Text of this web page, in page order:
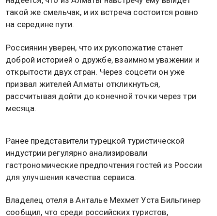
такой же смельчак, и их встреча состоится ровно
на середине пути.
Россиянин уверен, что их рукопожатие станет
доброй историей о дружбе, взаимном уважении и
открытости двух стран. Через соцсети он уже
призвал жителей Алматы откликнуться,
рассчитывая дойти до конечной точки через три
месяца.
Ранее представители турецкой туристической
индустрии регулярно анализировали
гастрономические предпочтения гостей из России
для улучшения качества сервиса.
Владелец отеля в Анталье Мехмет Уста Бильгинер
сообщил, что среди российских туристов,